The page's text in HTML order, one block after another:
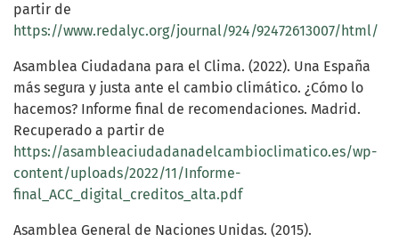
partir de
https://www.redalyc.org/journal/924/92472613007/html/
Asamblea Ciudadana para el Clima. (2022). Una España
más segura y justa ante el cambio climático. ¿Cómo lo
hacemos? Informe final de recomendaciones. Madrid.
Recuperado a partir de
https://asambleaciudadanadelcambioclimatico.es/wp-
content/uploads/2022/11/Informe-
final_ACC_digital_creditos_alta.pdf
Asamblea General de Naciones Unidas. (2015).